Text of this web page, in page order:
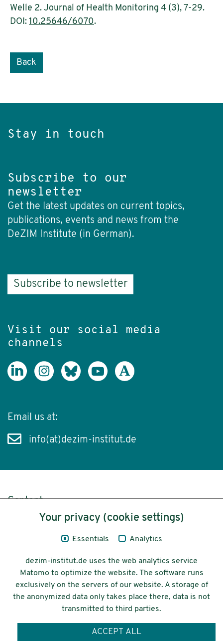
Welle 2. Journal of Health Monitoring 4 (3), 7-29.
DOI: 10.25646/6070.
Back
Stay in touch
Subscribe to our
newsletter
Get the latest updates on current topics,
publications, events and news from the
DeZIM Institute (in German).
Subscribe to newsletter
Visit our social media
channels
Email us at:
info(at)dezim-institut.de
Content
Legal Notice
© 2026 Deutsches Zentrum für
Integrations-
und Migrationsforschung DeZIM e.V.
Your privacy (cookie settings)
Essentials Analytics
dezim-institut.de uses the web analytics service
Matomo to optimize the website. The software runs
exclusively on the servers of our website. A storage of
the anonymized data only takes place there, data is not
transmitted to third parties.
ACCEPT ALL